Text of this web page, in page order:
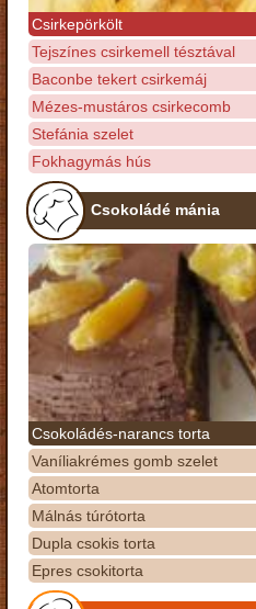
Csirkepörkölt
Tejszínes csirkemell tésztával
Baconbe tekert csirkemáj
Mézes-mustáros csirkecomb
Stefánia szelet
Fokhagymás hús
Csokoládé mánia
Csokoládés-narancs torta
Vaníliakrémes gomb szelet
Atomtorta
Málnás túrótorta
Dupla csokis torta
Epres csokitorta